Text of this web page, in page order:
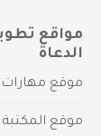
مواقع
الدعاة
موقع مهارات
موقع المكتبة